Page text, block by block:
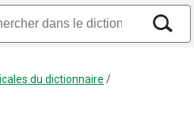
du dictionnaire /